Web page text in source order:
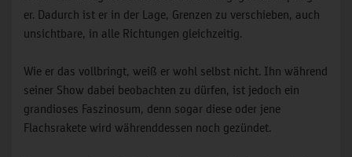
er. Dadurch ist er in der Lage, Grenzen zu verschieben, auch
unsichtbare, in alle Richtungen gleichzeitig.
Wie er das vollbringt, weiß er wohl selbst nicht. Ihn während
seiner Show dabei beobachten zu dürfen, ist jedoch ein
grandioses Faszinosum, denn sogar diese oder jene
Flachsrakete wird währenddessen noch gezündet.